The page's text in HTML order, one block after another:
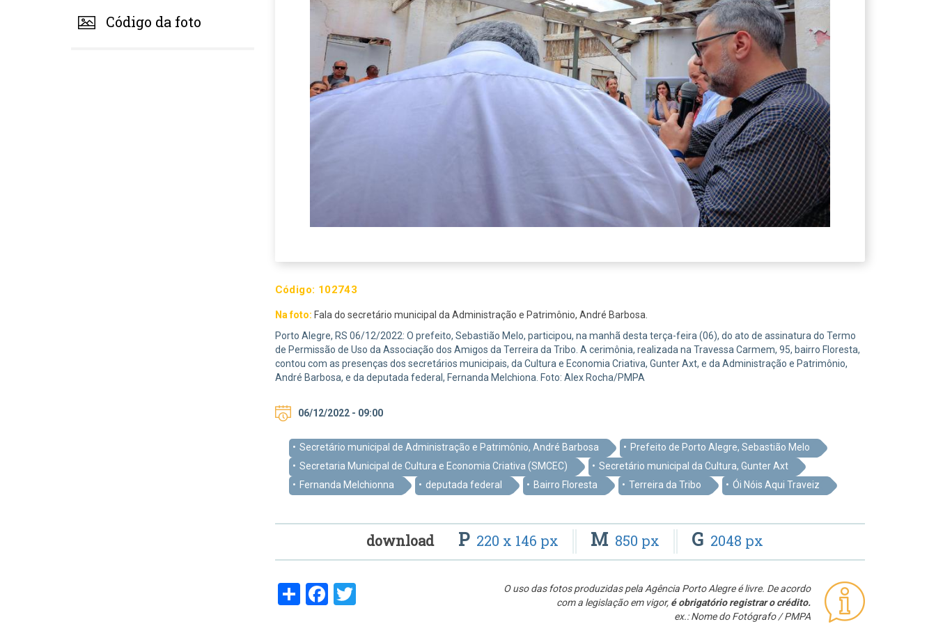
Código da foto
Código: 102743
Na foto: Fala do secretário municipal da Administração e Patrimônio, André Barbosa.
Porto Alegre, RS 06/12/2022: O prefeito, Sebastião Melo, participou, na manhã desta terça-feira (06), do ato de assinatura do Termo
de Permissão de Uso da Associação dos Amigos da Terreira da Tribo. A cerimônia, realizada na Travessa Carmem, 95, bairro Floresta,
contou com as presenças dos secretários municipais, da Cultura e Economia Criativa, Gunter Axt, e da Administração e Patrimônio,
André Barbosa, e da deputada federal, Fernanda Melchiona. Foto: Alex Rocha/PMPA
06/12/2022 - 09:00
Secretário municipal de Administração e Patrimônio, André Barbosa
Prefeito de Porto Alegre, Sebastião Melo
Secretaria Municipal de Cultura e Economia Criativa (SMCEC)
Secretário municipal da Cultura, Gunter Axt
Fernanda Melchionna
deputada federal Bairro Floresta Terreira da Tribo Ói Nóis Aqui Traveiz
download P 220 x 146 px M 850 px G 2048 px
O uso das fotos produzidas pela Agência Porto Alegre é livre. De acordo
com a legislação em vigor, é obrigatório registrar o crédito.
ex.: Nome do Fotógrafo / PMPA
ShareFacebook
Twitter